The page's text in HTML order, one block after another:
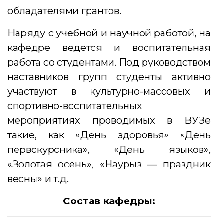
обладателями грантов.
Наряду с учебной и научной работой, на
кафедре ведется и воспитательная
работа со студентами. Под руководством
наставников групп студенты активно
участвуют в культурно-массовых и
спортивно-воспитательных
мероприятиях проводимых в ВУЗе
такие, как «День здоровья» «День
первокурсника», «День языков»,
«Золотая осень», «Наурыз — праздник
весны» и т.д.
Состав кафедры: